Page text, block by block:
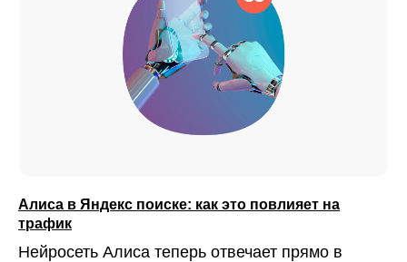
Алиса в Яндекс поиске: как это повлияет на
трафик
Нейросеть Алиса теперь отвечает прямо в